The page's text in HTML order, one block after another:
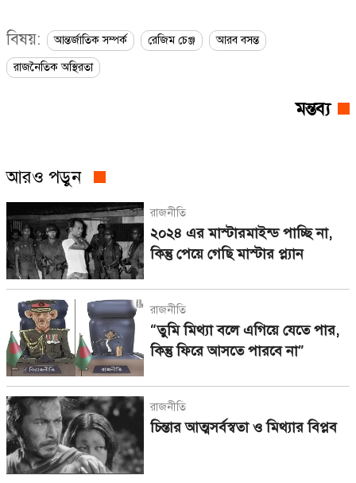
আরও পড়ুন
রাজনীতি
২০২৪ এর মাস্টারমাইন্ড পাচ্ছি না,
কিন্তু পেয়ে গেছি মাস্টার প্ল্যান
রাজনীতি
“তুমি মিথ্যা বলে এগিয়ে যেতে পার,
কিন্তু ফিরে আসতে পারবে না”
রাজনীতি
চিন্তার আত্মসর্বস্বতা ও মিথ্যার বিপ্লব
বিষয়: আন্তর্জাতিক সম্পর্ক রেজিম চেঞ্জ
আরব বসন্ত
রাজনৈতিক অস্থিরতা
মন্তব্য